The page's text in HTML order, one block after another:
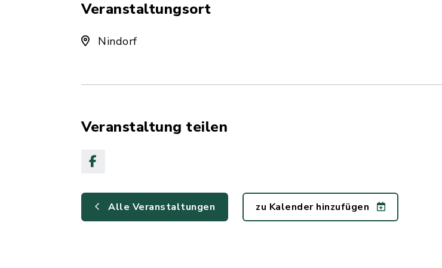
Veranstaltungsort
Nindorf
Veranstaltung teilen
Alle Veranstaltungen zu Kalender hinzufügen